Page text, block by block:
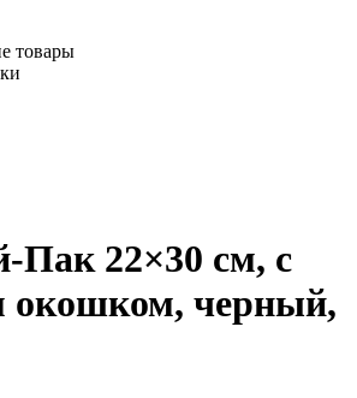
товары
Пак 22×30 см, с
окошком, черный,